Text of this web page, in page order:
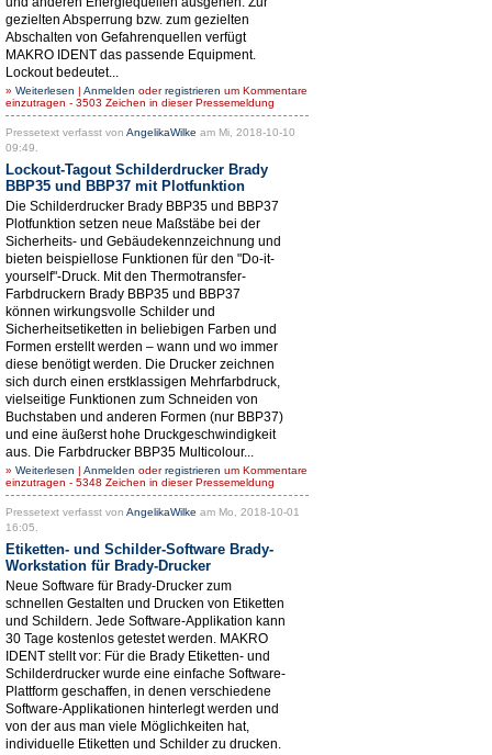
gezielten Absperrung bzw. zum gezielten
Abschalten von Gefahrenquellen verfügt
MAKRO IDENT das passende Equipment.
Lockout bedeutet...
» Weiterlesen | Anmelden oderregistrieren um Kommentare
einzutragen - 3503 Zeichen in dieser Pressemeldung
Pressetext verfasst von AngelikaWilke am Mi, 2018-10-10
09:49.
Lockout-Tagout Schilderdrucker Brady
BBP35 und BBP37 mit Plotfunktion
Die Schilderdrucker Brady BBP35 und BBP37
Plotfunktion setzen neue Maßstäbe bei der
Sicherheits- und Gebäudekennzeichnung und
bieten beispiellose Funktionen für den "Do-it-
yourself"-Druck. Mit den Thermotransfer-
Farbdruckern Brady BBP35 und BBP37
können wirkungsvolle Schilder und
Sicherheitsetiketten in beliebigen Farben und
Formen erstellt werden – wann und wo immer
diese benötigt werden. Die Drucker zeichnen
sich durch einen erstklassigen Mehrfarbdruck,
vielseitige Funktionen zum Schneiden von
Buchstaben und anderen Formen (nur BBP37)
und eine äußerst hohe Druckgeschwindigkeit
aus. Die Farbdrucker BBP35 Multicolour...
» Weiterlesen | Anmelden oderregistrieren um Kommentare
einzutragen - 5348 Zeichen in dieser Pressemeldung
Pressetext verfasst von AngelikaWilke am Mo, 2018-10-01
16:05.
Etiketten- und Schilder-Software Brady-
Workstation für Brady-Drucker
Neue Software für Brady-Drucker zum
schnellen Gestalten und Drucken von Etiketten
und Schildern. Jede Software-Applikation kann
30 Tage kostenlos getestet werden. MAKRO
IDENT stellt vor: Für die Brady Etiketten- und
Schilderdrucker wurde eine einfache Software-
Plattform geschaffen, in denen verschiedene
Software-Applikationen hinterlegt werden und
von der aus man viele Möglichkeiten hat,
individuelle Etiketten und Schilder zu drucken.